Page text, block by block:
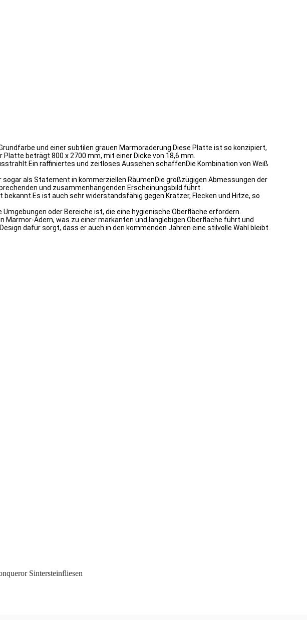
und einer subtilen grauen Marmoraderung.Diese Platte ist so konzipiert,
beträgt 800 x 2700 mm, mit einer Dicke von 18,6 mm.
raffiniertes und zeitloses Aussehen schaffenDie Kombination von Weiß
als Statement in kommerziellen RäumenDie großzügigen Abmessungen der
und zusammenhängenden Erscheinungsbild führt.
ist auch sehr widerstandsfähig gegen Kratzer, Flecken und Hitze, so
oder Bereiche ist, die eine hygienische Oberfläche erfordern.
Marmor-Adern, was zu einer markanten und langlebigen Oberfläche führt.und
dafür sorgt, dass er auch in den kommenden Jahren eine stilvolle Wahl bleibt.
Sintersteinfliesen